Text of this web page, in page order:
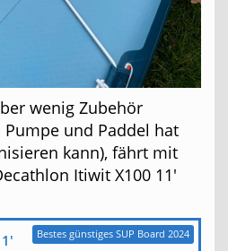
wenig Zubehör
und Paddel hat
kann), fährt mit
Itiwit X100 11′
Bestes günstiges SUP Board 2024